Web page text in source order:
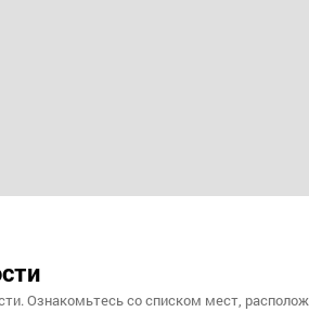
Ознакомьтесь со списком мест,